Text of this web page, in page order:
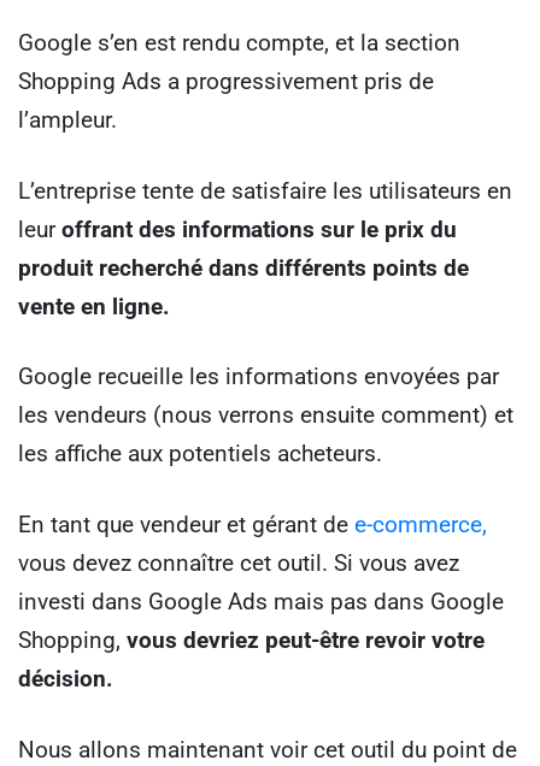
Google s’en est rendu compte, et la section
Shopping Ads a progressivement pris de
l’ampleur.
L’entreprise tente de satisfaire les utilisateurs en
leuroffrant des informations sur le prix du
produit recherché dans différents points de
vente en ligne.
Google recueille les informations envoyées par
les vendeurs (nous verrons ensuite comment) et
les affiche aux potentiels acheteurs.
En tant que vendeur et gérant de e-commerce,
vous devez connaître cet outil. Si vous avez
investi dans Google Ads mais pas dans Google
Shopping, vous devriez peut-être revoir votre
décision.
Nous allons maintenant voir cet outil du point de